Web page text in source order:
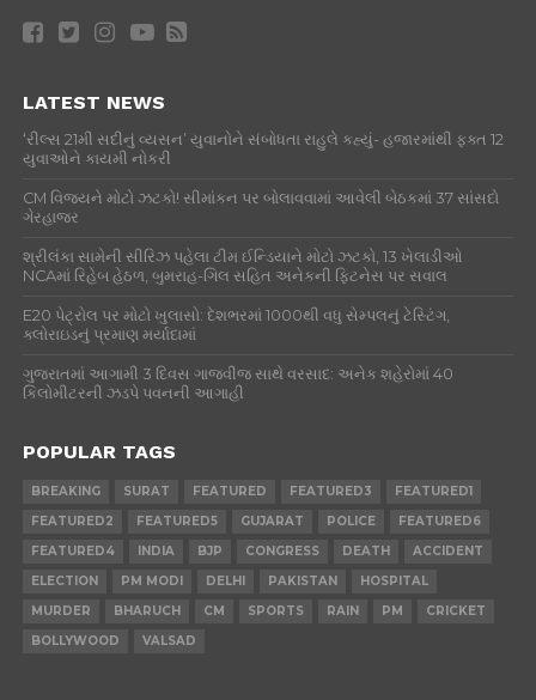
LATEST NEWS
‘રીલ્સ 21મી સદીનું વ્યસન’ યુવાનોને સંબોધતા રાહુલે કહ્યું- હજારમાંથી ફક્ત 12
યુવાઓને કાયમી નોકરી
CM વિજયને મોટો ઝટકો! સીમાંકન પર બોલાવવામાં આવેલી બેઠકમાં 37 સાંસદો
ગેરહાજર
શ્રીલંકા સામેની સીરિઝ પહેલા ટીમ ઈન્ડિયાને મોટો ઝટકો, 13 ખેલાડીઓ
NCAમાં રિહેબ હેઠળ, બુમરાહ-ગિલ સહિત અનેકની ફિટનેસ પર સવાલ
E20 પેટ્રોલ પર મોટો ખુલાસો: દેશભરમાં 1000થી વધુ સેમ્પલનું ટેસ્ટિંગ,
ક્લોરાઇડનું પ્રમાણ મર્યાદામાં
ગુજરાતમાં આગામી 3 દિવસ ગાજવીજ સાથે વરસાદ: અનેક શહેરોમાં 40
કિલોમીટરની ઝડપે પવનની આગાહી
POPULAR TAGS
BREAKING SURAT FEATURED FEATURED3
FEATURED1
FEATURED2
FEATURED5 GUJARAT POLICE
FEATURED6
FEATURED4
INDIA BJP CONGRESS DEATH
ACCIDENT
ELECTION
PM MODI DELHI PAKISTAN
HOSPITAL
MURDER
BHARUCH CM SPORTS RAIN PM
CRICKET
BOLLYWOOD
VALSAD